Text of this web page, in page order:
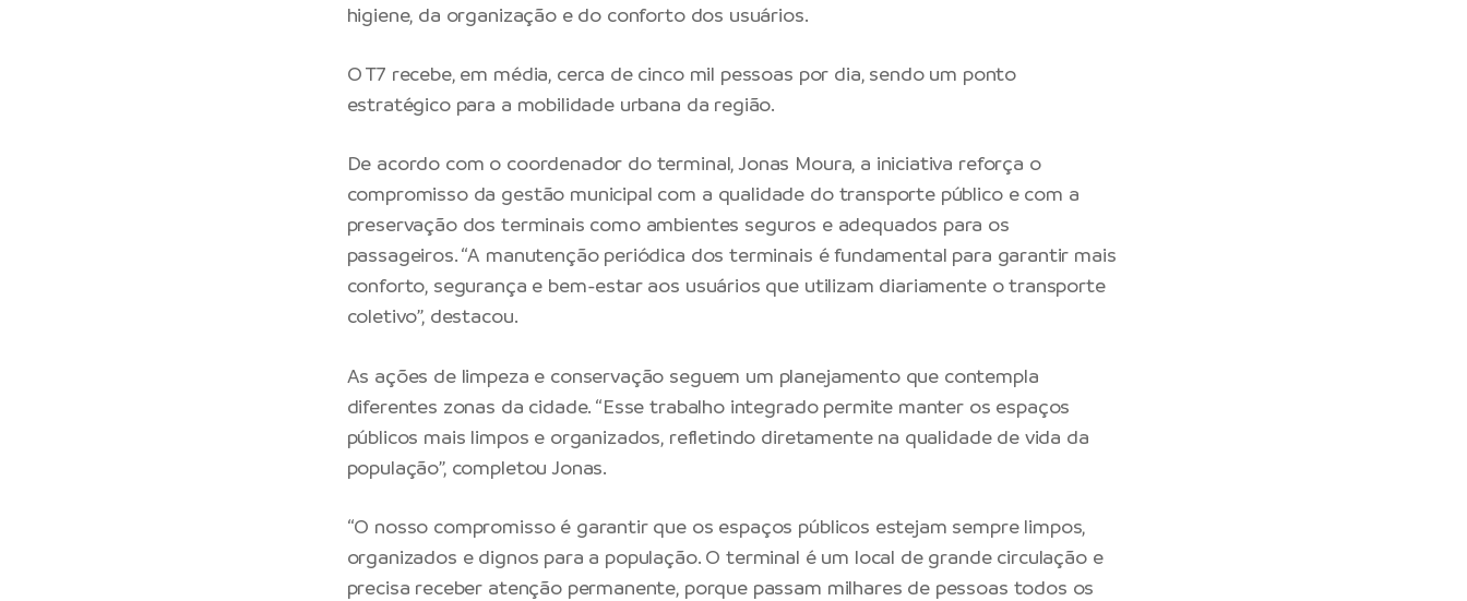
higiene, da organização e do conforto dos usuários.
O T7 recebe, em média, cerca de cinco mil pessoas por dia, sendo um ponto
estratégico para a mobilidade urbana da região.
De acordo com o coordenador do terminal, Jonas Moura, a iniciativa reforça o
compromisso da gestão municipal com a qualidade do transporte público e com a
preservação dos terminais como ambientes seguros e adequados para os
passageiros. “A manutenção periódica dos terminais é fundamental para garantir mais
conforto, segurança e bem-estar aos usuários que utilizam diariamente o transporte
coletivo”, destacou.
As ações de limpeza e conservação seguem um planejamento que contempla
diferentes zonas da cidade. “Esse trabalho integrado permite manter os espaços
públicos mais limpos e organizados, refletindo diretamente na qualidade de vida da
população”, completou Jonas.
“O nosso compromisso é garantir que os espaços públicos estejam sempre limpos,
organizados e dignos para a população. O terminal é um local de grande circulação e
precisa receber atenção permanente, porque passam milhares de pessoas todos os